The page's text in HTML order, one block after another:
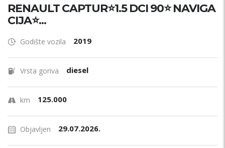
RENAULT CAPTUR⭐1.5 DCI 90⭐ NAVIGA
CIJA⭐...
Godište vozila 2019
Vrsta goriva diesel
km 125.000
Objavljen 29.07.2026.